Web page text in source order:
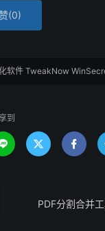
(0)
软件 TweakNow
到
 
PDF分割合并